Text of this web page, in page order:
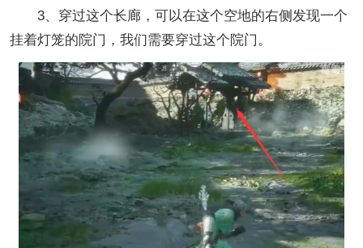
3、穿过这个长廊，可以在这个空地的右侧发现一个
挂着灯笼的院门，我们需要穿过这个院门。